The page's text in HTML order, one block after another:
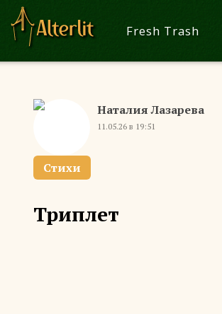
Fresh Trash
Наталия Лазарева
11.05.26 в 19:51
Стихи
Триплет